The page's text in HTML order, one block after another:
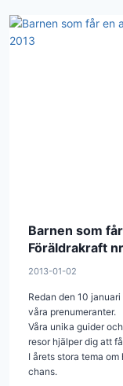
Barnen som
Föräldrakraft
2013-01-02
Redan den 10
våra prenumeranter.
Våra unika guider
resor hjälper dig att
I årets stora tema
chans.